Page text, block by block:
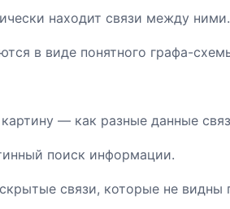
находит связи между ними.
в виде понятного графа-
— как разные данные
поиск информации.
связи, которые не видны